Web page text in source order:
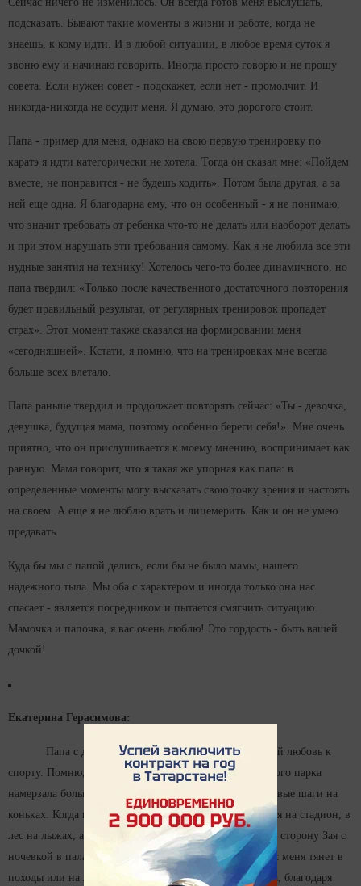
подсказать. Бывают такие моменты в жизни и работе, когда не
знаешь, к кому идти. И в любой ситуации, в любое время суток я
звоню ему и начинаю говорить. Иногда просто говорю и не прошу
совета. Если нужен совет - подскажет, если нет - промолчит. И
никогда-никогда не осудит меня. Я думаю, это дорогого стоит.
Папа - пример для меня, однако на свою первую тренировку по
каратэ я идти категорически не хотела. Тогда он сказал мне: «Пойдем
вместе, не понравится - не будешь ходить». Потом была другая, а за
ней еще одна. Я благодарна ему, что он особенный - я не понимаю,
что значит требовать от ребенка что-то не делать или наоборот делать
и при этом нарушать эти требования самому. Как я не любила все эти
нудные занятия на технику! Хотелось чего-то более динамичного, но
папа твердил: «Только после качественного достаточного повторения
будет правильный результат, от регулярных тренировок пропадет
страх». Этот момент также сказался на формировании меня
«сегодняшней». Кстати, я помню, что на тренировках мне всегда
больше всех влетало.
Папа раньше твердил и продолжает повторять сейчас: «Ты - девочка,
девушка, будущая мама, поэтому особенно береги себя!». Мне очень
приятно, что он прислушивается к моему мнению, воспринимает как
равную. Мама говорит, что я такая же упорная как папа: в
определенные моменты могу высказать свою точку зрения и настоять
на своем. А еще я не люблю врать и лицемерить. Как и он не умею
предавать.
Куда бы мы с папой делись, если бы не было мамы, нашего
надежного тыла. Мы оба с характером и иногда только она нас
спасает - является посредником и пытается смягчить ситуацию.
Мамочка и папочка, я вас очень люблю! Это гордость - быть вашей
дочкой!
Екатерина Герасимова:
Папа с детства прививал нам с братом и сестрой любовь к
спорту. Помню, как по улице Рафикова напротив второго парка
намерзала большая - большая лужа, где я и сделала первые шаги на
коньках. Когда немного подросла, стали ходить кататься на стадион, в
лес на лыжах, а летом - еженедельные переправы на ту сторону Зая с
ночевкой в палатках и песнями у костра. И если сейчас меня тянет в
походы или на лыжные прогулки, то это все из детства, благодаря